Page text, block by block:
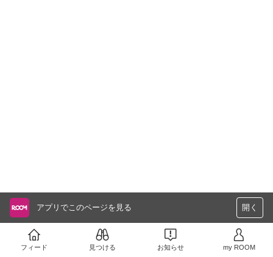
アプリでこのページを見る 開く
フィード 見つける お知らせ my ROOM